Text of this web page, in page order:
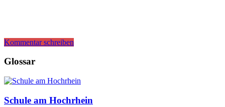
Kommentar schreiben
Glossar
Schule am Hochrhein